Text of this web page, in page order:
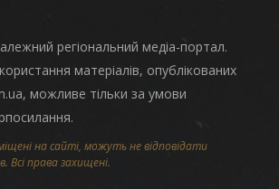
регіональний медіа-портал.
матеріалів, опублікованих
можливе тільки за умови
на сайті, можуть не відповідати
Всі права захищені.